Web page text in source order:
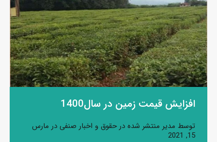
افزایش قیمت زمین در سال1400
توسط مدیر منتشر شده درحقوق و اخبار صنفی در مارس
15, 2021